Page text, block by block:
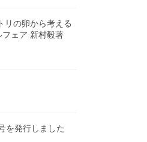
リの卵から考える
ェア 新村毅著
を発行しました